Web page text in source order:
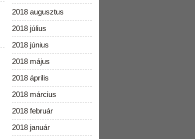
2018 augusztus
2018 július
2018 június
2018 május
2018 április
2018 március
2018 február
2018 január